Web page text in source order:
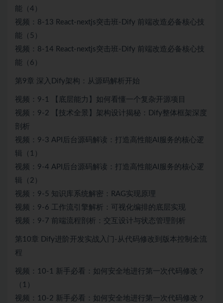
能（4）
视频：8-13 React-nextjs突击班-Dify 前端改造必备核心技
能（5）
视频：8-14 React-nextjs突击班-Dify 前端改造必备核心技
能（6）
第9章 深入Dify架构：从源码解析开始
视频：9-1 【底层能力】如何看懂一个复杂开源项目
视频：9-2 【技术全景】架构设计揭秘：Dify整体框架深度
剖析
视频：9-3 API后台源码解读：打造高性能AI服务的核心逻
辑（1）
视频：9-4 API后台源码解读：打造高性能AI服务的核心逻
辑（2）
视频：9-5 知识库系统解密：RAG实现原理
视频：9-6 工作流引擎解析：可视化编排的底层实现
视频：9-7 前端流程剖析：交互设计与状态管理剖析
第10章 Dify进阶开发实战入门-从代码修改到版本控制全流
程
视频：10-1 新手必看：如何安全地进行第一次代码修改？
（1）
视频：10-2 新手必看：如何安全地进行第一次代码修改？